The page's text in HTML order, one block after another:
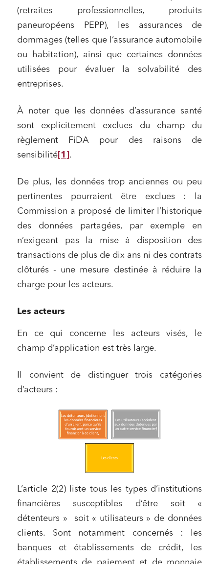
(retraites professionnelles, produits
paneuropéens PEPP), les assurances de
dommages (telles que l’assurance automobile
ou habitation), ainsi que certaines données
utilisées pour évaluer la solvabilité des
entreprises.
À noter que les données d’assurance santé
sont explicitement exclues du champ du
règlement FiDA pour des raisons de
sensibilité[1] .
De plus, les données trop anciennes ou peu
pertinentes pourraient être exclues : la
Commission a proposé de limiter l’historique
des données partagées, par exemple en
n’exigeant pas la mise à disposition des
transactions de plus de dix ans ni des contrats
clôturés - une mesure destinée à réduire la
charge pour les acteurs.
Les acteurs
En ce qui concerne les acteurs visés, le
champ d’application est très large.
Il convient de distinguer trois catégories
d’acteurs :
L’article 2(2) liste tous les types d’institutions
financières susceptibles d’être soit «
détenteurs » soit « utilisateurs » de données
clients. Sont notamment concernés : les
banques et établissements de crédit, les